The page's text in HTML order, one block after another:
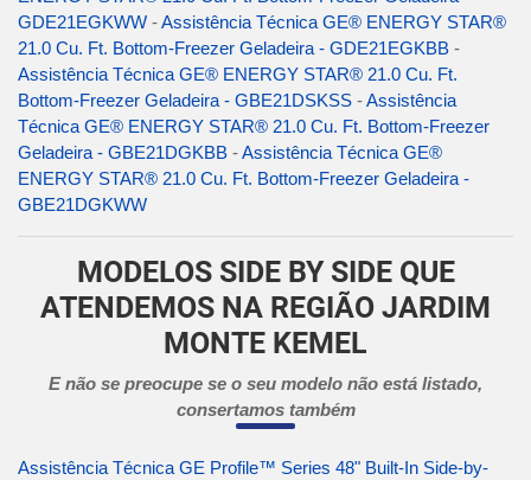
GDE21EGKWW -Assistência Técnica GE® ENERGY STAR®
21.0 Cu. Ft. Bottom-Freezer Geladeira - GDE21EGKBB -
Assistência Técnica GE® ENERGY STAR® 21.0 Cu. Ft.
Bottom-Freezer Geladeira - GBE21DSKSS -Assistência
Técnica GE® ENERGY STAR® 21.0 Cu. Ft. Bottom-Freezer
Geladeira - GBE21DGKBB -Assistência Técnica GE®
ENERGY STAR® 21.0 Cu. Ft. Bottom-Freezer Geladeira -
GBE21DGKWW
MODELOS SIDE BY SIDE QUE
ATENDEMOS NA REGIÃO JARDIM
MONTE KEMEL
E não se preocupe se o seu modelo não está listado,
consertamos também
Assistência Técnica GE Profile™ Series 48" Built-In Side-by-